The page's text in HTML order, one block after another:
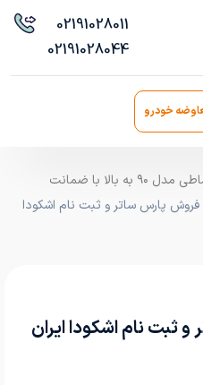
02191028011
02191028044
خودرو
خودرو شاپ، خرید و فروش خودرو اقساطی مدل ۹۰ به بالا با ضمانت
فروش پارس ساتر و ثبت نام اشکودا
ثبت نام اشکودا ایران